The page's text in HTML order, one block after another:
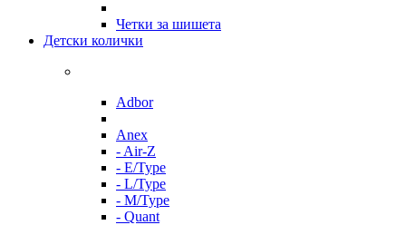
Четки за шишета
Детски колички
Adbor
Anex
- Air-Z
- E/Type
- L/Type
- M/Type
- Quant